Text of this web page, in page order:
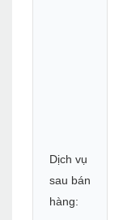
Dịch vụ
sau bán
hàng: